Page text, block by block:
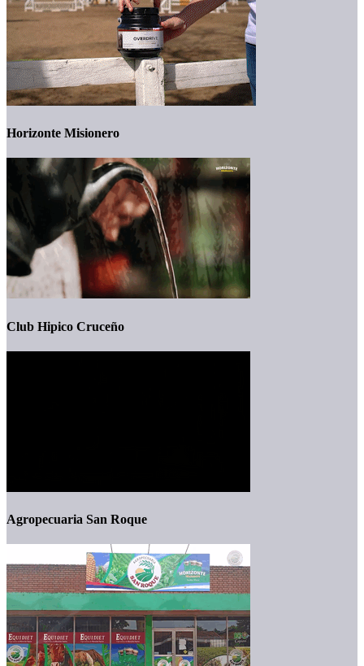
Horizonte Misionero
Club Hipico Cruceño
Agropecuaria San Roque